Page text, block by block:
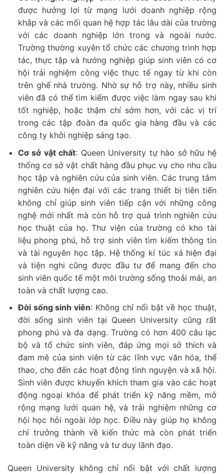
được hưởng lợi từ mạng lưới doanh nghiệp rộng
khắp và các mối quan hệ hợp tác lâu dài của trường
với các doanh nghiệp lớn trong và ngoài nước.
Trường thường xuyên tổ chức các chương trình hợp
tác, thực tập và hướng nghiệp giúp sinh viên có cơ
hội trải nghiệm công việc thực tế ngay từ khi còn
trên ghế nhà trường. Nhờ sự hỗ trợ này, nhiều sinh
viên đã có thể tìm kiếm được việc làm ngay sau khi
tốt nghiệp, hoặc thậm chí sớm hơn, với các vị trí
trong các tập đoàn đa quốc gia hàng đầu và các
công ty khởi nghiệp sáng tạo.
Cơ sở vật chất: Queen University tự hào sở hữu hệ
thống cơ sở vật chất hàng đầu phục vụ cho nhu cầu
học tập và nghiên cứu của sinh viên. Các trung tâm
nghiên cứu hiện đại với các trang thiết bị tiên tiến
không chỉ giúp sinh viên tiếp cận với những công
nghệ mới nhất mà còn hỗ trợ quá trình nghiên cứu
học thuật của họ. Thư viện của trường có kho tài
liệu phong phú, hỗ trợ sinh viên tìm kiếm thông tin
và tài nguyên học tập. Hệ thống kí túc xá hiện đại
và tiện nghi cũng được đầu tư để mang đến cho
sinh viên quốc tế một môi trường sống thoải mái, an
toàn và chất lượng cao.
Đời sống sinh viên: Không chỉ nổi bật về học thuật,
đời sống sinh viên tại Queen University cũng rất
phong phú và đa dạng. Trường có hơn 400 câu lạc
bộ và tổ chức sinh viên, đáp ứng mọi sở thích và
đam mê của sinh viên từ các lĩnh vực văn hóa, thể
thao, cho đến các hoạt động tình nguyện và xã hội.
Sinh viên được khuyến khích tham gia vào các hoạt
động ngoại khóa để phát triển kỹ năng mềm, mở
rộng mạng lưới quan hệ, và trải nghiệm những cơ
hội học hỏi ngoài lớp học. Điều này giúp họ không
chỉ trưởng thành về kiến thức mà còn phát triển
toàn diện về kỹ năng và tư duy lãnh đạo.
Queen University không chỉ nổi bật với chất lượng